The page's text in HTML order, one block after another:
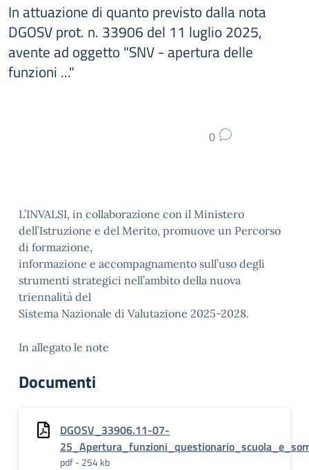
In attuazione di quanto previsto dalla nota
DGOSV prot. n. 33906 del 11 luglio 2025,
avente ad oggetto "SNV - apertura delle
funzioni ..."
0
L’INVALSI, in collaborazione con il Ministero
dell’Istruzione e del Merito, promuove un Percorso
di formazione,
informazione e accompagnamento sull’uso degli
strumenti strategici nell’ambito della nuova
triennalità del
Sistema Nazionale di Valutazione 2025-2028.
In allegato le note
Documenti
DGOSV_33906.11-07-
pdf - 254 kb